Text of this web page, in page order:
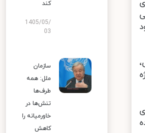
کند
1405/05/
03
سازمان
ملل: همه
طرف‌ها
تنش‌ها در
خاورمیانه را
کاهش